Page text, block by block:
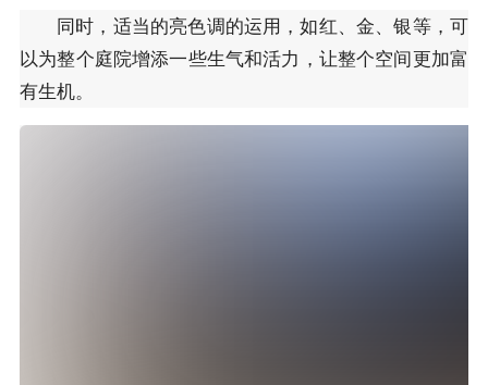
同时，适当的亮色调的运用，如红、金、银等，可
以为整个庭院增添一些生气和活力，让整个空间更加富
有生机。